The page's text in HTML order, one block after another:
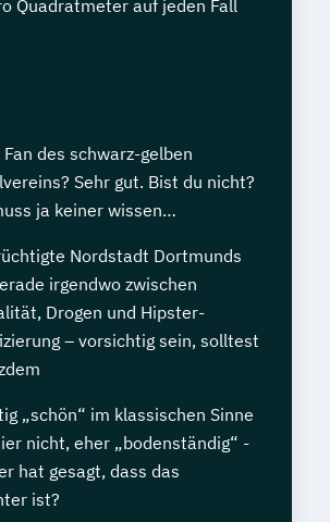
Quadratmeter auf jeden Fall
des schwarz-gelben
Sehr gut. Bist du nicht?
ja keiner wissen…
Nordstadt Dortmunds
irgendwo zwischen
Drogen und Hipster-
– vorsichtig sein, solltest
„schön“ im klassischen Sinne
nicht, eher „bodenständig“ -
hat gesagt, dass das
ist?